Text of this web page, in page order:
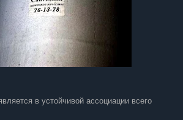
в устойчивой ассоциации всего